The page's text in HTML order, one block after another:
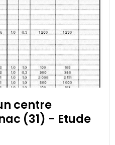
centre
(31) - Etude